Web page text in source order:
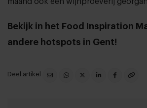
Bekijk in het Food Inspiration
andere hotspots in Gent!
Deel artikel